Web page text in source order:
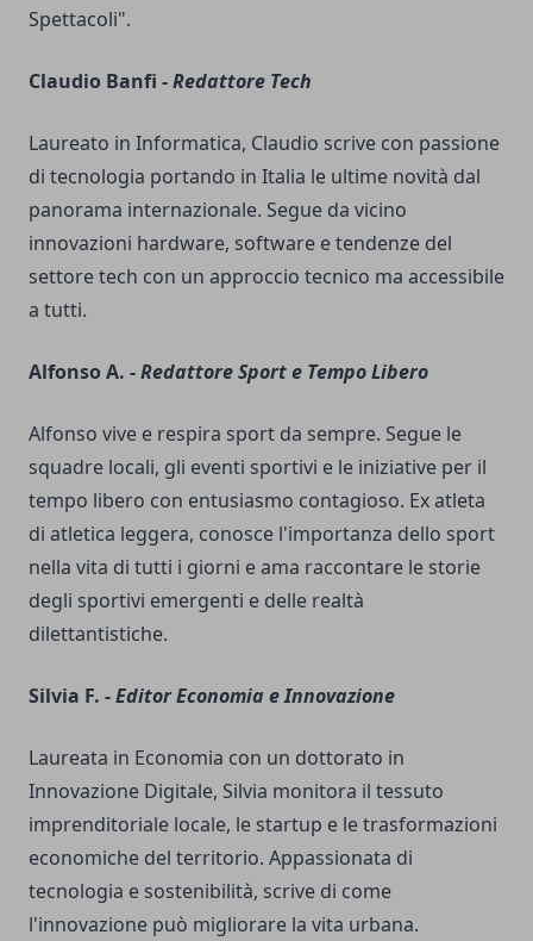
Spettacoli".
Claudio Banfi -Redattore Tech
Laureato in Informatica, Claudio scrive con passione
di tecnologia portando in Italia le ultime novità dal
panorama internazionale. Segue da vicino
innovazioni hardware, software e tendenze del
settore tech con un approccio tecnico ma accessibile
a tutti.
Alfonso A. -Redattore Sport e Tempo Libero
Alfonso vive e respira sport da sempre. Segue le
squadre locali, gli eventi sportivi e le iniziative per il
tempo libero con entusiasmo contagioso. Ex atleta
di atletica leggera, conosce l'importanza dello sport
nella vita di tutti i giorni e ama raccontare le storie
degli sportivi emergenti e delle realtà
dilettantistiche.
Silvia F. -Editor Economia e Innovazione
Laureata in Economia con un dottorato in
Innovazione Digitale, Silvia monitora il tessuto
imprenditoriale locale, le startup e le trasformazioni
economiche del territorio. Appassionata di
tecnologia e sostenibilità, scrive di come
l'innovazione può migliorare la vita urbana.